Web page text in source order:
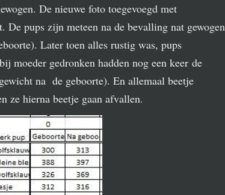
De nieuwe foto toegevoegd met
pups zijn meteen na de bevalling nat gewogen
Later toen alles rustig was, pups
moeder gedronken hadden nog een keer de
na de geboorte). En allemaal beetje
ze hierna beetje gaan afvallen.